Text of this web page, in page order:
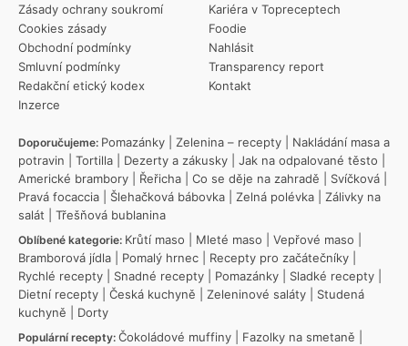
Zásady ochrany soukromí
Cookies zásady
Obchodní podmínky
Smluvní podmínky
Redakční etický kodex
Inzerce
Kariéra v Topreceptech
Foodie
Nahlásit
Transparency report
Kontakt
Doporučujeme: Pomazánky Zelenina – recepty
Nakládání masa a
potravin
Tortilla Dezerty a zákusky Jak na odpalované těsto
Americké brambory
Řeřicha Co se děje na zahradě Svíčková
Pravá focaccia
Šlehačková bábovka Zelná polévka
Zálivky na
salát
Třešňová bublanina
Oblíbené kategorie: Krůtí maso Mleté maso Vepřové maso
Bramborová jídla
Pomalý hrnec Recepty pro začátečníky
Rychlé recepty
Snadné recepty Pomazánky Sladké recepty
Dietní recepty
Česká kuchyně Zeleninové saláty
Studená
kuchyně
Dorty
Populární recepty: Čokoládové muffiny Fazolky na smetaně